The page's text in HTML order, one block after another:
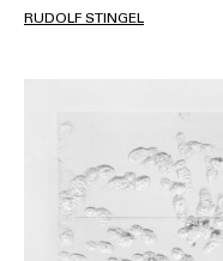
RUDOLF STINGEL